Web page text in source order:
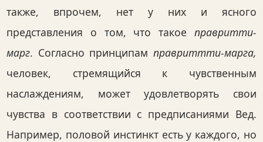
также, впрочем, нет у них и ясного
представления о том, что такое правритти-
марг. Согласно принципам правриттти-марга,
человек, стремящийся к чувственным
наслаждениям, может удовлетворять свои
чувства в соответствии с предписаниями Вед.
Например, половой инстинкт есть у каждого, но